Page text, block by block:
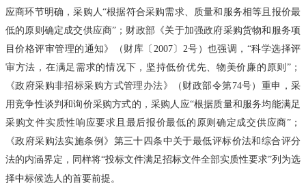
应商环节明确，采购人“根据符合采购需求、质量和服务相等且报价最
低的原则确定成交供应商”；财政部《关于加强政府采购货物和服务项
目价格评审管理的通知》（财库〔2007〕2号）也强调，“科学选择评
审方法，在满足需求的情况下，坚持低价优先、物美价廉的原则”；
《政府采购非招标采购方式管理办法》（财政部令第74号）重申，采
用竞争性谈判和询价采购方式的，采购人应“根据质量和服务均能满足
采购文件实质性响应要求且最后报价最低的原则确定成交供应商”；
《政府采购法实施条例》第三十四条中关于最低评标价法和综合评分
法的内涵界定，同样将“投标文件满足招标文件全部实质性要求”列为选
择中标候选人的首要前提。